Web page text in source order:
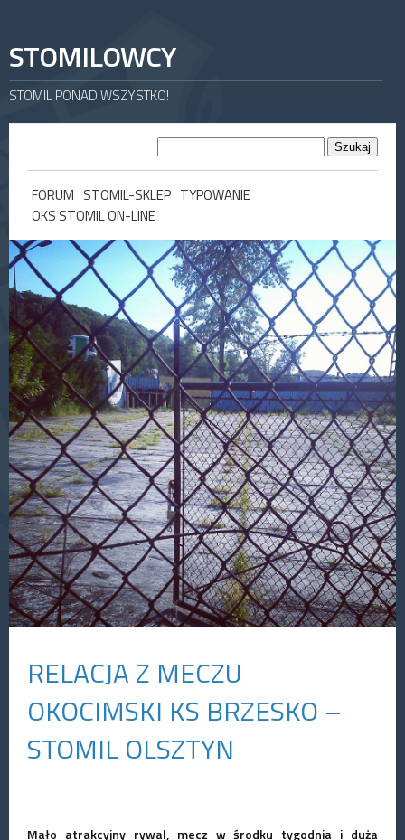
STOMILOWCY
STOMIL PONAD WSZYSTKO!
FORUM STOMIL-SKLEP TYPOWANIE
OKS STOMIL ON-LINE
RELACJA Z MECZU
OKOCIMSKI KS BRZESKO –
STOMIL OLSZTYN
Mało atrakcyjny rywal, mecz w środku tygodnia i duża